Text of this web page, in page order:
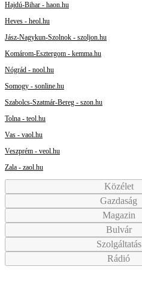
Hajdú-Bihar - haon.hu
Heves - heol.hu
Jász-Nagykun-Szolnok - szoljon.hu
Komárom-Esztergom - kemma.hu
Nógrád - nool.hu
Somogy - sonline.hu
Szabolcs-Szatmár-Bereg - szon.hu
Tolna - teol.hu
Vas - vaol.hu
Veszprém - veol.hu
Zala - zaol.hu
Közélet
Gazdaság
Magazin
Bulvár
Szolgáltatás
Rádió